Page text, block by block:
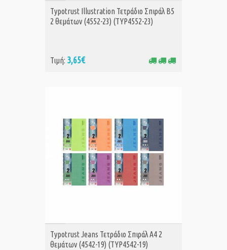
ΑΓΟΡΑ
Typotrust Illustration Τετράδιο Σπιράλ Β5
2 θεμάτων (4552-23) (TYP4552-23)
Τιμή: 3,65€
ΑΓΟΡΑ
Typotrust Jeans Τετράδιο Σπιράλ A4 2
θεμάτων (4542-19) (TYP4542-19)